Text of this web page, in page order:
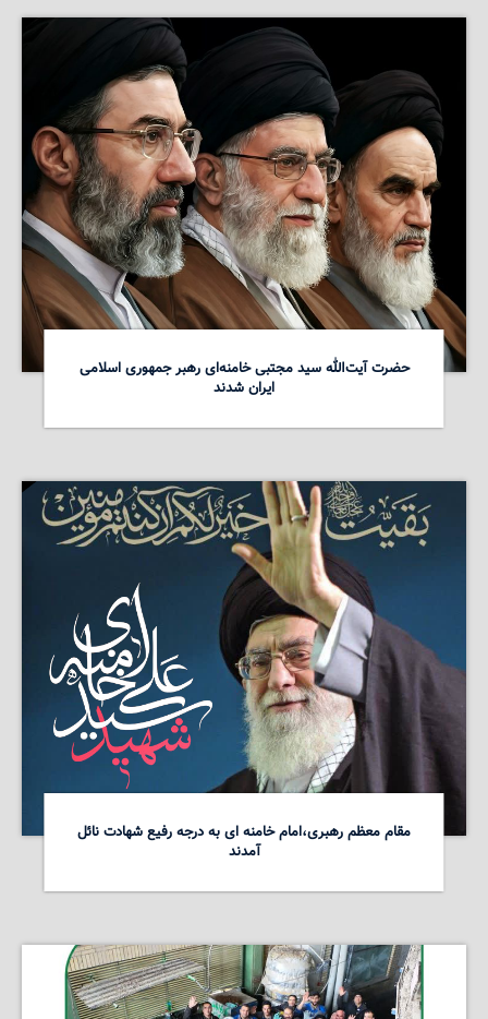
حضرت آیت‌الله سید مجتبی خامنه‌ای رهبر جمهوری اسلامی
ایران شدند
مقام معظم رهبری،امام خامنه ای به درجه رفیع شهادت نائل
آمدند